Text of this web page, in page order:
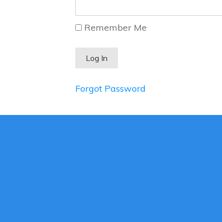
Remember Me
Forgot Password